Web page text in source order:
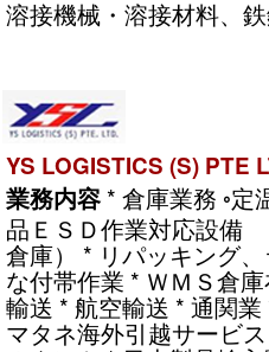
溶接機械・溶接材料、
YS LOGISTICS (S) PTE
業務内容 * 倉庫業務 ◦定
品ＥＳＤ作業対応設備
倉庫） * リパッキング
な付帯作業 * ＷＭＳ倉
輸送 * 航空輸送 * 通関
マタネ海外引越サービ